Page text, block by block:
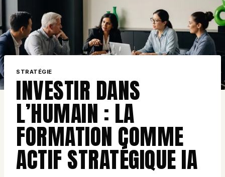
STRATÉGIE
INVESTIR DANS
L’HUMAIN : LA
FORMATION COMME
ACTIF STRATÉGIQUE IA